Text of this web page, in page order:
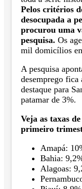
Pelos critérios
desocupada a
procurou uma
pesquisa. Os
mil domicílios
A pesquisa
desemprego
destaque para
patamar de 3%.
Veja as taxas
primeiro
Amapá:
Bahia:
Alagoas: